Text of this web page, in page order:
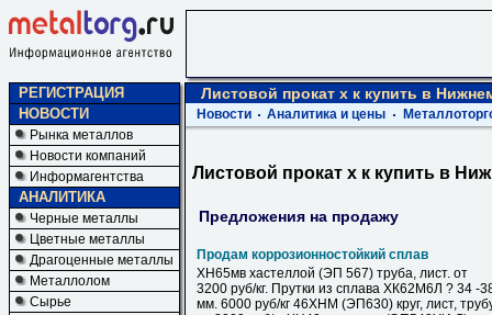
РЕГИСТРАЦИЯ
НОВОСТИ
Рынка металлов
Новости компаний
Информагентства
АНАЛИТИКА
Черные металлы
Цветные металлы
Драгоценные металлы
Металлолом
Сырье
Листовой прокат х к купить в
Новости Аналитика и цены
Листовой прокат х к купить в
Предложения на продажу
Продам коррозионностойкий сплав
ХН65мв хастеллой (ЭП 567) труба, лист. от
3200 руб/кг. Прутки из сплава ХК62М6Л ? 34 -
мм. 6000 руб/кг 46ХНМ (ЭП630) круг, лист,